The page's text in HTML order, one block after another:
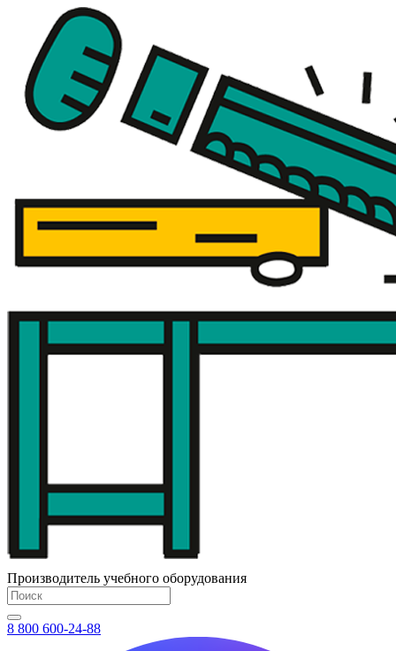
Производитель учебного оборудования
8 800 600-24-88